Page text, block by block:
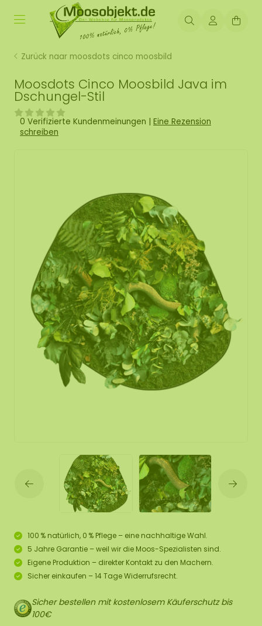
Zurück naar moosdots cinco moosbild
Moosdots Cinco Moosbild Java im
Dschungel-Stil
0 Verifizierte Kundenmeinungen | Eine Rezension
schreiben
100 % natürlich, 0 % Pflege – eine nachhaltige Wahl.
5 Jahre Garantie – weil wir die Moos-Spezialisten sind.
Eigene Produktion – direkter Kontakt zu den Machern.
Sicher einkaufen – 14 Tage Widerrufsrecht.
Sicher bestellen mit kostenlosem Käuferschutz bis
100€